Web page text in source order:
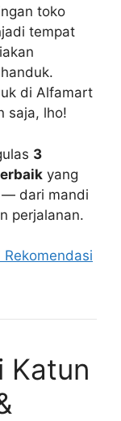
toko
tempat
di Alfamart
saja, lho!
3
yang
— dari mandi
perjalanan.
Katun